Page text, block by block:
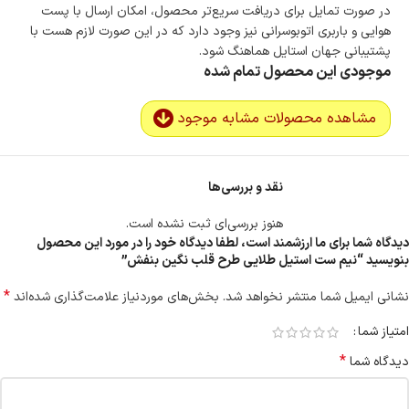
در صورت تمایل برای دریافت سریع‌تر محصول، امکان ارسال با پست
هوایی و باربری اتوبوسرانی نیز وجود دارد که در این صورت لازم هست با
پشتیبانی جهان استایل هماهنگ شود.
موجودی این محصول تمام شده
مشاهده محصولات مشابه موجود
نقد و بررسی‌ها
هنوز بررسی‌ای ثبت نشده است.
دیدگاه شما برای ما ارزشمند است، لطفا دیدگاه خود را در مورد این محصول
بنویسید “نیم ست استیل طلایی طرح قلب نگین بنفش”
نشانی ایمیل شما منتشر نخواهد شد. بخش‌های موردنیاز علامت‌گذاری شده‌اند*
امتیاز شما
دیدگاه شما*